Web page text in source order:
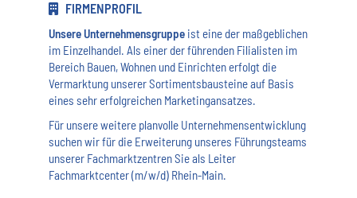
FIRMENPROFIL
Unsere Unternehmensgruppeist eine der maßgeblichen
im Einzelhandel. Als einer der führenden Filialisten im
Bereich Bauen, Wohnen und Einrichten erfolgt die
Vermarktung unserer Sortimentsbausteine auf Basis
eines sehr erfolgreichen Marketingansatzes.
Für unsere weitere planvolle Unternehmensentwicklung
suchen wir für die Erweiterung unseres Führungsteams
unserer Fachmarktzentren Sie als Leiter
Fachmarktcenter (m/w/d) Rhein-Main.